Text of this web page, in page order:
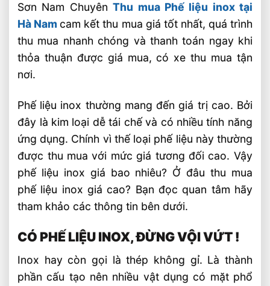
Sơn Nam ChuyênThu mua Phế liệu inox tại
Hà Nam cam kết thu mua giá tốt nhất, quá trình
thu mua nhanh chóng và thanh toán ngay khi
thỏa thuận được giá mua, có xe thu mua tận
nơi.
Phế liệu inox thường mang đến giá trị cao. Bởi
đây là kim loại dễ tái chế và có nhiều tính năng
ứng dụng. Chính vì thế loại phế liệu này thường
được thu mua với mức giá tương đối cao. Vậy
phế liệu inox giá bao nhiêu? Ở đâu thu mua
phế liệu inox giá cao? Bạn đọc quan tâm hãy
tham khảo các thông tin bên dưới.
CÓ PHẾ LIỆU INOX, ĐỪNG VỘI VỨT !
Inox hay còn gọi là thép không gỉ. Là thành
phần cấu tạo nên nhiều vật dụng có mặt phổ